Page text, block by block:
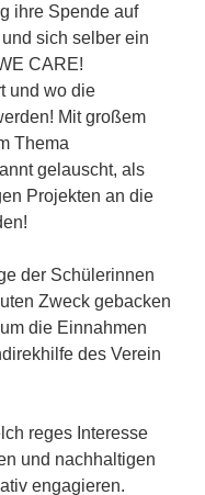
ihre Spende auf
sich selber ein
CARE!
und wo die
Mit großem
Thema
gelauscht, als
Projekten an die
der Schülerinnen
Zweck gebacken
die Einnahmen
des Verein
reges Interesse
und nachhaltigen
engagieren.